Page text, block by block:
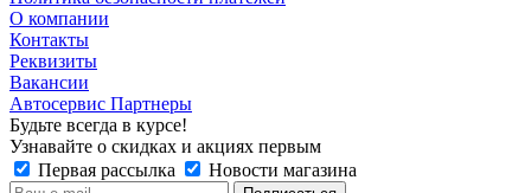
О компании
Контакты
Реквизиты
Вакансии
Автосервис Партнеры
Будьте всегда в курсе!
Узнавайте о скидках и акциях первым
Первая рассылка
Новости магазина